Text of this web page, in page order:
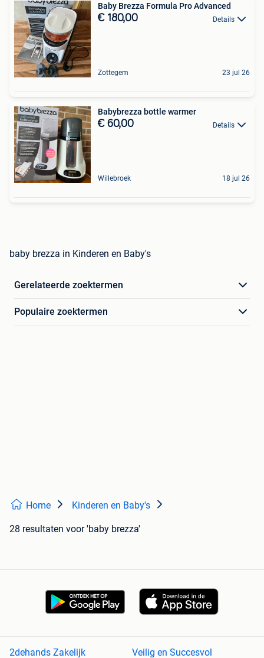
Baby Brezza Formula Pro Advanced
€ 180,00 Details
Zottegem 23 jul 26
Babybrezza bottle warmer
€ 60,00 Details
Willebroek 18 jul 26
baby brezza in Kinderen en Baby's
Gerelateerde zoektermen
Populaire zoektermen
Home Kinderen en Baby's
28 resultaten voor 'baby brezza'
2dehands Zakelijk Veilig en Succesvol